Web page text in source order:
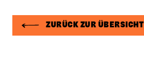
ZURÜCK ZUR ÜBERSICHT